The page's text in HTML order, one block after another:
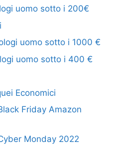
uomo sotto i 200€
uomo sotto i 1000 €
uomo sotto i 400 €
Economici
Friday Amazon
Monday 2022